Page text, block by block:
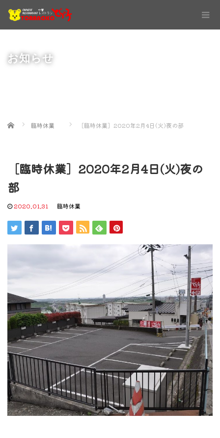
お知らせ
Home 臨時休業 ［臨時休業］2020年2月4日(火)夜の部
［臨時休業］2020年2月4日(火)夜の
部
2020.01.31 臨時休業